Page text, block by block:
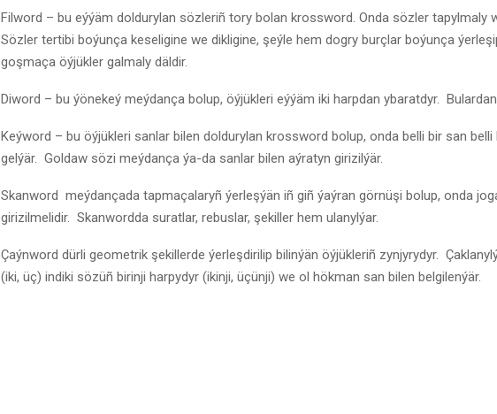
Filword – bu eýýäm doldurylan sözleriñ tory bolan krossword. Onda sözler tapylmaly
Sözler tertibi boýunça keseligine we dikligine, şeýle hem dogry burçlar boýunça
goşmaça öýjükler galmaly däldir.
Diword – bu ýönekeý meýdança bolup, öýjükleri eýýäm iki harpdan ybaratdyr.
Keýword – bu öýjükleri sanlar bilen doldurylan krossword bolup, onda belli bir san belli
gelýär. Goldaw sözi meýdança ýa-da sanlar bilen aýratyn girizilýär.
Skanword meýdançada tapmaçalaryñ ýerleşýän iñ giñ ýaýran görnüşi bolup, onda
girizilmelidir. Skanwordda suratlar, rebuslar, şekiller hem ulanylýar.
Çaýnword dürli geometrik şekillerde ýerleşdirilip bilinýän öýjükleriñ zynjyrydyr.
(iki, üç) indiki sözüñ birinji harpydyr (ikinji, üçünji) we ol hökman san bilen belgilenýär.